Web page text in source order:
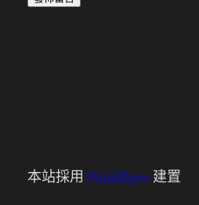
本站採用WordPress建置